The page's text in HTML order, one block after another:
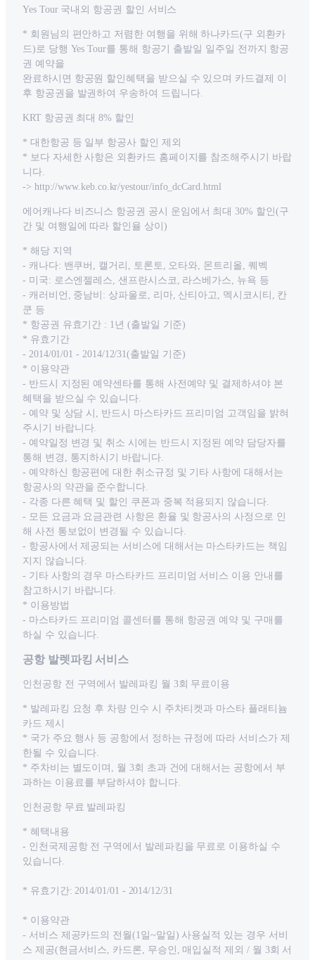
Yes Tour 국내외 항공권 할인 서비스
* 회원님의 편안하고 저렴한 여행을 위해 하나카드(구 외환카
드)로 당행 Yes Tour를 통해 항공기 출발일 일주일 전까지 항공
권 예약을
완료하시면 항공원 할인혜택을 받으실 수 있으며 카드결제 이
후 항공권을 발권하여 우송하여 드립니다.
KRT 항공권 최대 8% 할인
* 대한항공 등 일부 항공사 할인 제외
* 보다 자세한 사항은 외환카드 홈페이지를 참조해주시기 바랍
니다.
-> http://www.keb.co.kr/yestour/info_dcCard.html
에어캐나다 비즈니스 항공권 공시 운임에서 최대 30% 할인(구
간 및 여행일에 따라 할인율 상이)
* 해당 지역
- 캐나다: 밴쿠버, 캘거리, 토론토, 오타와, 몬트리올, 퀘벡
- 미국: 로스엔젤레스, 샌프란시스코, 라스베가스, 뉴욕 등
- 캐러비언, 중남비: 상파울로, 리마, 산티아고, 멕시코시티, 칸
쿤 등
* 항공권 유효기간 : 1년 (출발일 기준)
* 유효기간
- 2014/01/01 - 2014/12/31(출발일 기준)
* 이용약관
- 반드시 지정된 예약센타를 통해 사전예약 및 결제하셔야 본
혜택을 받으실 수 있습니다.
- 예약 및 상담 시, 반드시 마스타카드 프리미엄 고객임을 밝혀
주시기 바랍니다.
- 예약일정 변경 및 취소 시에는 반드시 지정된 예약 담당자를
통해 변경, 통지하시기 바랍니다.
- 예약하신 항공편에 대한 취소규정 및 기타 사항에 대해서는
항공사의 약관을 준수합니다.
- 각종 다른 혜택 및 할인 쿠폰과 중복 적용되지 않습니다.
- 모든 요금과 요금관련 사항은 환율 및 항공사의 사정으로 인
해 사전 통보없이 변경될 수 있습니다.
- 항공사에서 제공되는 서비스에 대해서는 마스타카드는 책임
지지 않습니다.
- 기타 사항의 경우 마스타카드 프리미엄 서비스 이용 안내를
참고하시기 바랍니다.
* 이용방법
- 마스타카드 프리미엄 콜센터를 통해 항공권 예약 및 구매를
하실 수 있습니다.
공항 발렛파킹 서비스
인천공항 전 구역에서 발레파킹 월 3회 무료이용
* 발레파킹 요청 후 차량 인수 시 주차티켓과 마스타 플래티늄
카드 제시
* 국가 주요 행사 등 공항에서 정하는 규정에 따라 서비스가 제
한될 수 있습니다.
* 주차비는 별도이며, 월 3회 초과 건에 대해서는 공항에서 부
과하는 이용료를 부담하셔야 합니다.
인천공항 무료 발레파킹
* 혜택내용
- 인천국제공항 전 구역에서 발레파킹을 무료로 이용하실 수
있습니다.
* 유효기간: 2014/01/01 - 2014/12/31
* 이용약관
- 서비스 제공카드의 전월(1일~말일) 사용실적 있는 경우 서비
스 제공(현금서비스, 카드론, 무승인, 매입실적 제외 / 월 3회 서